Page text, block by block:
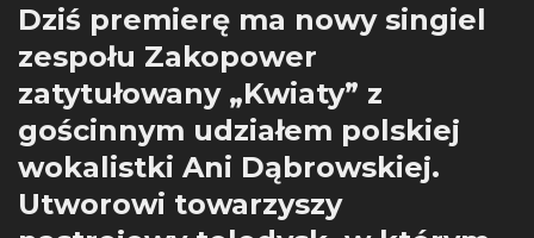
Dziś premierę ma nowy singiel
zespołu Zakopower
zatytułowany „Kwiaty” z
gościnnym udziałem polskiej
wokalistki Ani Dąbrowskiej.
Utworowi towarzyszy